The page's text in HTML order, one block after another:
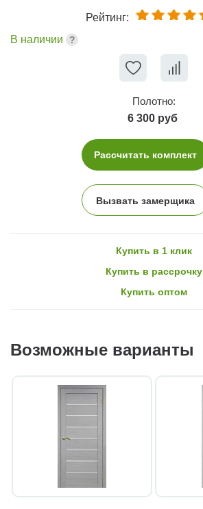
Рейтинг:
В наличии
Полотно:
6 300 руб
Рассчитать комплект
Вызвать замерщика
Купить в 1 клик
Купить в рассрочку
Купить оптом
Возможные варианты